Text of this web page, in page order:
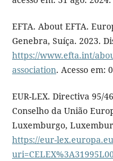
EFTA. About EFTA.
Genebra, Suíça. 2023.
https://www.efta.int/
association. Acesso em:
EUR-LEX. Directiva 95/
Conselho da União
Luxemburgo,
https://eur-